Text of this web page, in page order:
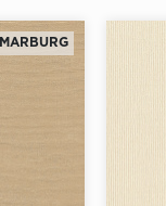
MARBURG